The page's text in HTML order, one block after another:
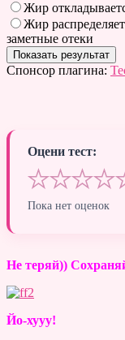
Жир
Жир
заметные отеки
Спонсор плагина:
Оцени тест:
★★★★
Пока нет оценок
Не теряй))
Йо-хууу!